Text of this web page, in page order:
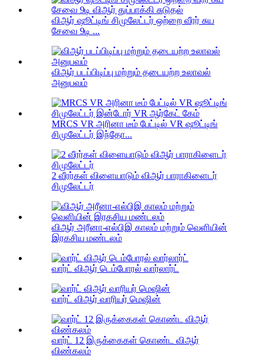
விஆர் ஷூட்டிங் சிமுலேட்டர் ஒற்றை வீரர் சுய
சேவை 9டி ...
விஆர் படப்பிடிப்பு மற்றும் தடையற்ற உலாவல்
அனுபவம்
MRCS VR அரினா டீம் பேட்டில் VR ஷூட்டிங்
சிமுலேட்டர் இந்தோ...
2 வீரர்கள் விளையாடும் விஆர் பாராகிளைடர்
சிமுலேட்டர்
விஆர் அரீனா-எல்பிஇ காலம் மற்றும் வெளியின்
இரகசிய மண்டலம்
வார்ட் விஆர் டெம்போரல் வார்லார்ட்
வார்ட் விஆர் வாரியர் மெஷின்
வார்ட் 12 இருக்கைகள் கொண்ட விஆர்
விண்கலம்